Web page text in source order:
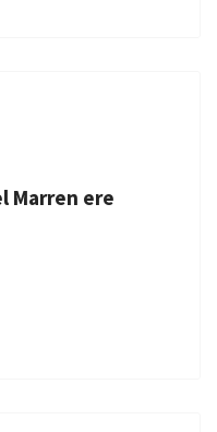
Marren ere